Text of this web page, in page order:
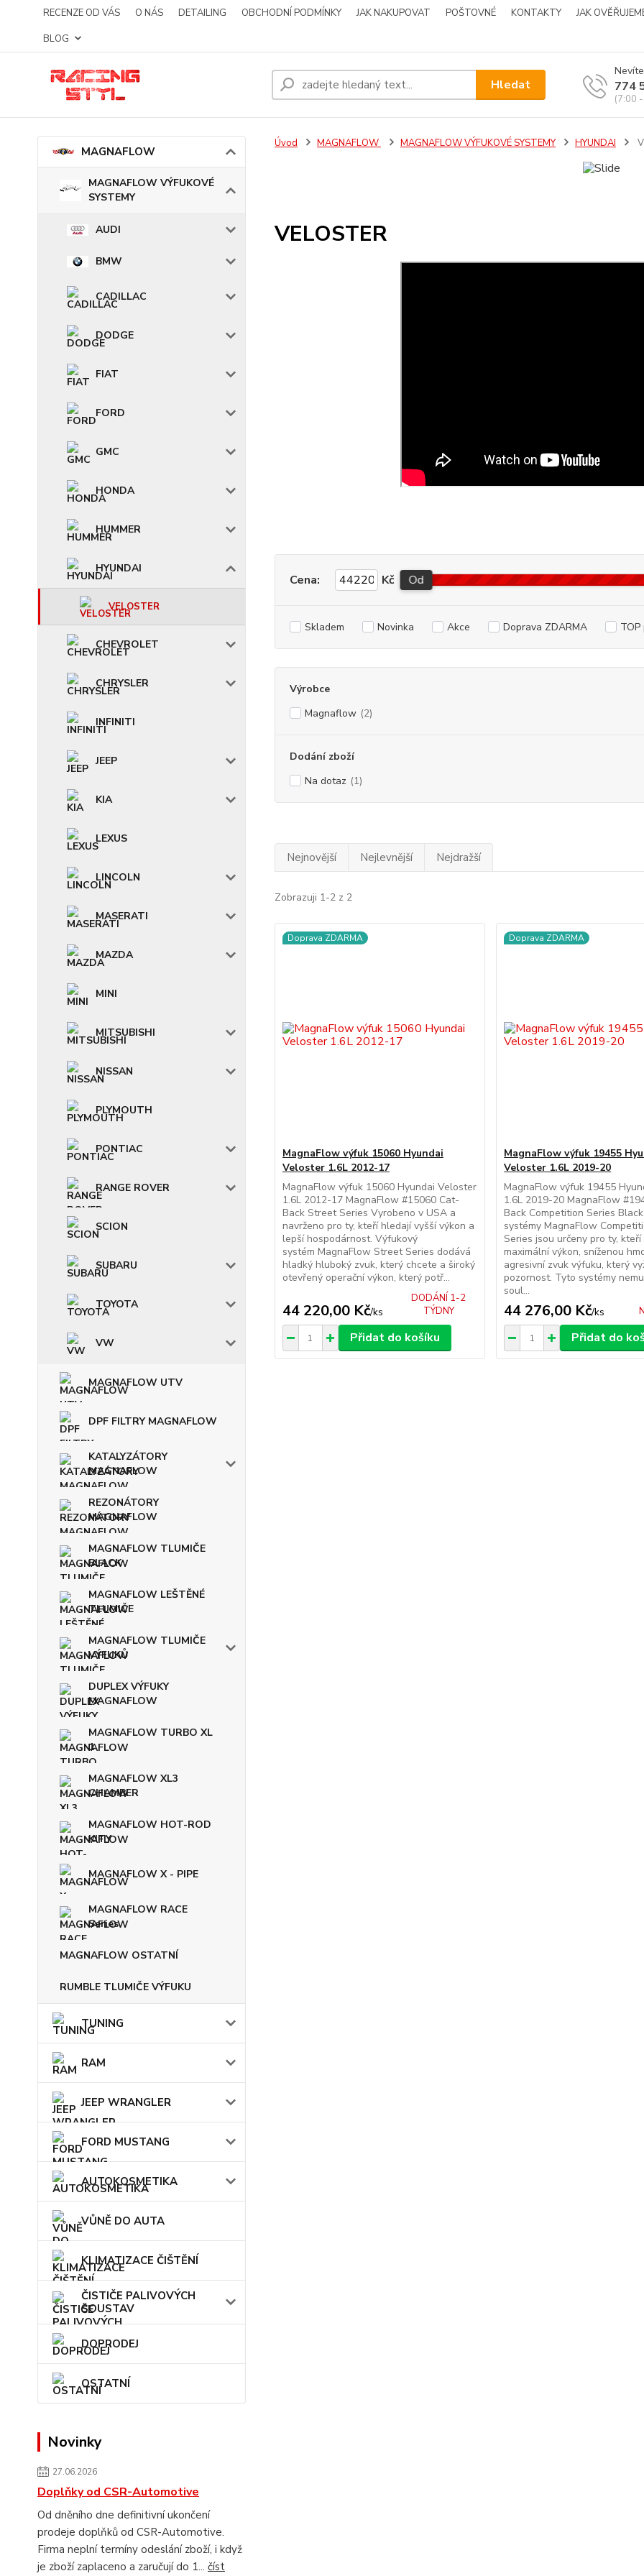
RECENZE OD VÁS O NÁS DETAILING OBCHODNÍ PODMÍNKY JAK NAKUPOVAT POŠTOVNÉ KONTAKTY
JAK
BLOG
Hledat 774
(7:00
MAGNAFLOW
MAGNAFLOW VÝFUKOVÉ
SYSTEMY
AUDI
BMW
CADILLAC
DODGE
FIAT
FORD
GMC
HONDA
HUMMER
HYUNDAI
VELOSTER
CHEVROLET
CHRYSLER
INFINITI
JEEP
KIA
LEXUS
LINCOLN
MASERATI
MAZDA
MINI
MITSUBISHI
NISSAN
PLYMOUTH
PONTIAC
RANGE ROVER
SCION
SUBARU
TOYOTA
VW
MAGNAFLOW UTV
DPF FILTRY MAGNAFLOW
KATALYZÁTORY
MAGNAFLOW
REZONÁTORY
MAGNAFLOW
MAGNAFLOW TLUMIČE
BLACK
MAGNAFLOW LEŠTĚNÉ
TLUMIČE
MAGNAFLOW TLUMIČE
VÝFUKŮ
DUPLEX VÝFUKY
MAGNAFLOW
MAGNAFLOW TURBO XL
1
MAGNAFLOW XL3
CHAMBER
MAGNAFLOW HOT-ROD
KITY
MAGNAFLOW X - PIPE
MAGNAFLOW RACE
Series
MAGNAFLOW OSTATNÍ
RUMBLE TLUMIČE VÝFUKU
TUNING
RAM
JEEP WRANGLER
FORD MUSTANG
AUTOKOSMETIKA
VŮNĚ DO AUTA
KLIMATIZACE ČIŠTĚNÍ
ČISTIČE PALIVOVÝCH
SOUSTAV
DOPRODEJ
OSTATNÍ
Novinky
27.06.2026
Doplňky od CSR-Automotive
Od dněního dne definitivní ukončení
prodeje doplňků od CSR-Automotive.
Firma neplní termíny odeslání zboží, i když
je zboží zaplaceno a zaručují do 1... číst
Úvod MAGNAFLOW MAGNAFLOW VÝFUKOVÉ SYSTEMY HYUNDAI
VELOSTER
Cena: Kč Od
Skladem Novinka Akce Doprava ZDARMA
Výrobce
Magnaflow (2)
Dodání zboží
Na dotaz (1)
Nejnovější Nejlevnější Nejdražší
Zobrazuji 1-2 z 2
Doprava ZDARMA
MagnaFlow výfuk 15060 Hyundai
Veloster 1.6L 2012-17
MagnaFlow výfuk 15060 Hyundai Veloster
1.6L 2012-17 MagnaFlow #15060 Cat-
Back Street Series Vyrobeno v USA a
navrženo pro ty, kteří hledají vyšší výkon a
lepší hospodárnost. Výfukový
systém MagnaFlow Street Series dodává
hladký hluboký zvuk, který chcete a široký
otevřený operační výkon, který potř...
44 220,00 Kč/ks
DODÁNÍ 1-2
TÝDNY
Přidat do košíku
Doprava ZDARMA
MagnaFlow výfuk 19455
Veloster 1.6L 2019-20
MagnaFlow výfuk 19455
1.6L 2019-20 MagnaFlow
Back Competition Series
systémy MagnaFlow
Series jsou určeny pro ty,
maximální výkon, sníženou
agresivní zvuk výfuku, který
pozornost. Tyto systémy
soul...
44 276,00 Kč/ks
Přidat do